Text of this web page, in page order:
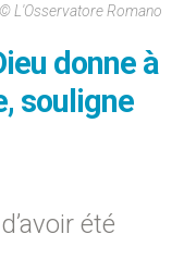
L'Osservatore Romano
donne à
souligne
été